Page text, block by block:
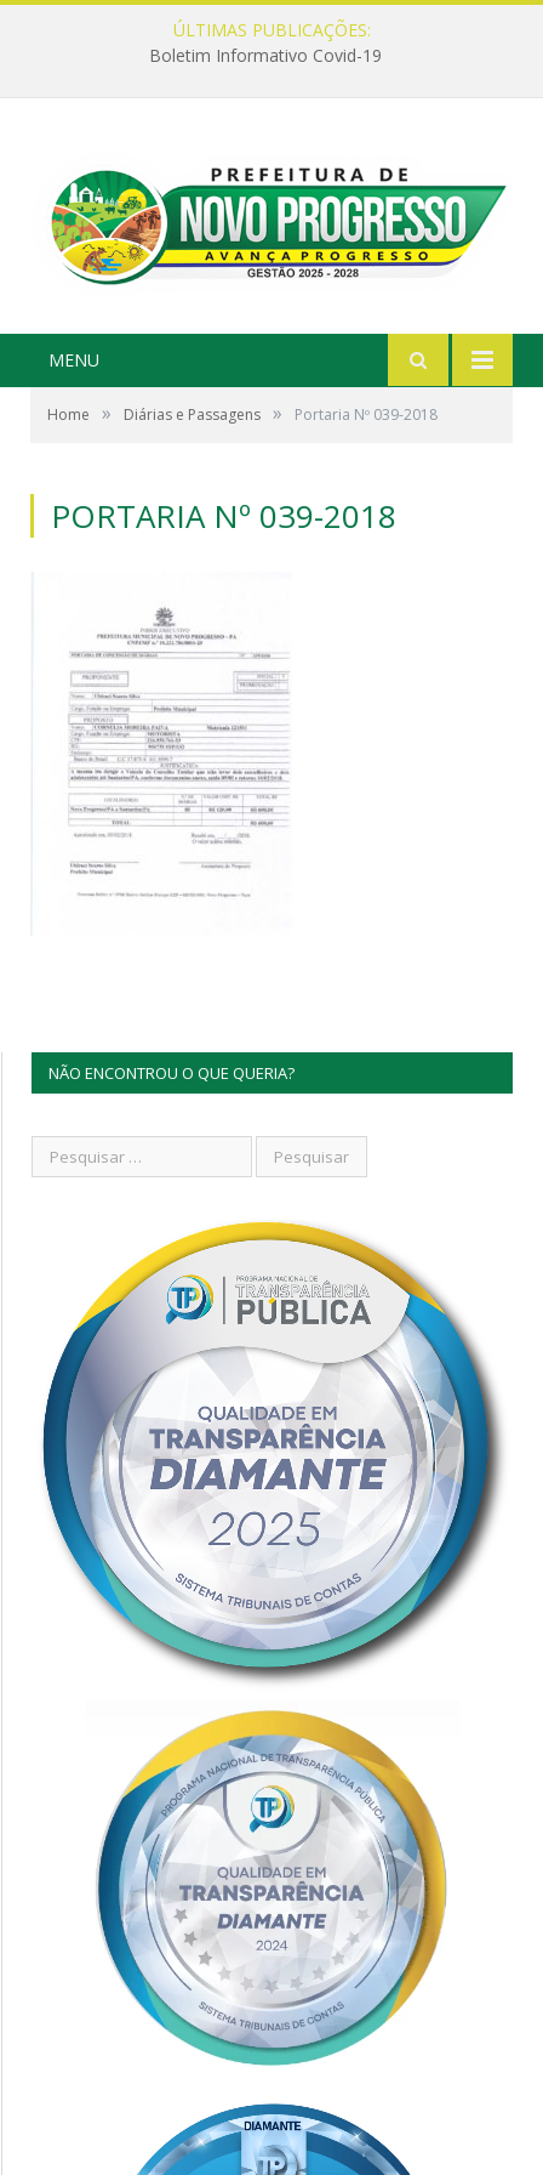
ÚLTIMAS PUBLICAÇÕES:
Boletim Informativo Covid-19
MENU
Home » Diárias e Passagens » Portaria Nº 039-2018
PORTARIA Nº 039-2018
NÃO ENCONTROU O QUE QUERIA?